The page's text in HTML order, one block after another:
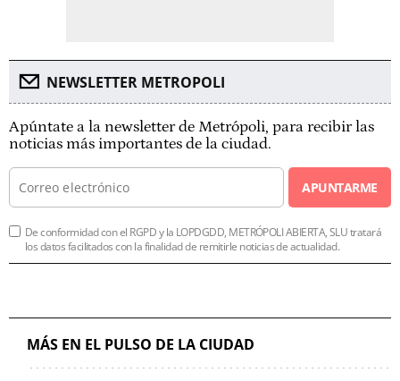
NEWSLETTER METROPOLI
Apúntate a la newsletter de Metrópoli, para recibir las
noticias más importantes de la ciudad.
APUNTARME
De conformidad con el RGPD y la LOPDGDD, METRÓPOLI ABIERTA, SLU tratará
los datos facilitados con la finalidad de remitirle noticias de actualidad.
MÁS EN EL PULSO DE LA CIUDAD